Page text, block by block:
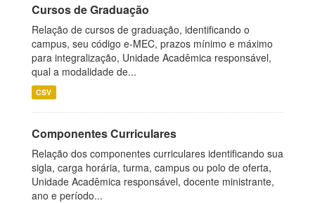
Cursos de Graduação
Relação de cursos de graduação, identificando o
campus, seu código e-MEC, prazos mínimo e máximo
para integralização, Unidade Acadêmica responsável,
qual a modalidade de...
CSV
Componentes Curriculares
Relação dos componentes curriculares identificando sua
sigla, carga horária, turma, campus ou polo de oferta,
Unidade Acadêmica responsável, docente ministrante,
ano e período...